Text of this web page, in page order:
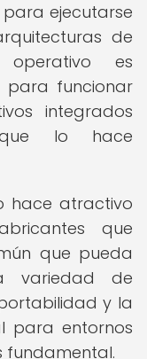
ejecutarse
de
operativo es
funcionar
integrados
lo hace
hace atractivo
que
que pueda
variedad de
y la
para entornos
fundamental.